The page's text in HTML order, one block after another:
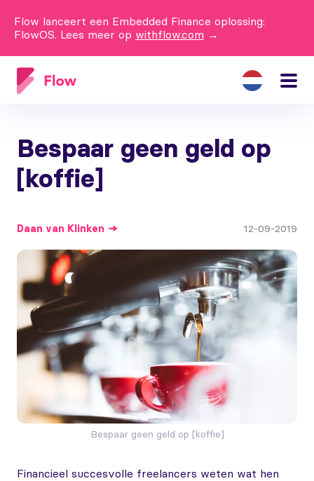
Flow lanceert een Embedded Finance oplossing:
FlowOS. Lees meer op withflow.com →
Bespaar geen geld op
[koffie]
Daan van Klinken 12-09-2019
Bespaar geen geld op [koffie]
Financieel succesvolle freelancers weten wat hen